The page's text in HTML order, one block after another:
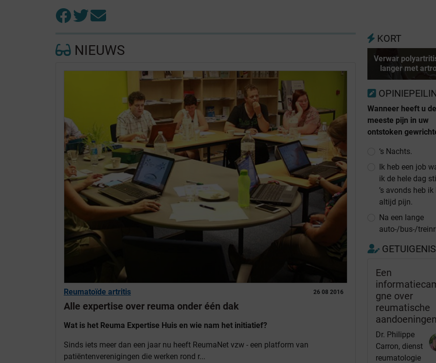
NIEUWS
26 08 2016
Reumatoïde artritis
Alle expertise over reuma onder één dak
Wat is het Reuma Expertise Huis en wie nam het initiatief?
Sinds iets meer dan een jaar nu heeft ReumaNet vzw - een platform van
patiëntenverenigingen die werken rond r...
KORT
Verwar
langer met
Wanneer heeft u de
meeste pijn in uw
ontstoken
‘s Nachts.
Ik heb een job
ik de hele dag
’s avonds heb
altijd pijn.
Na een lange
auto-/bus-/
Een
gne over
reumatische
aandoeningen
Dr. Philippe
Carron, dienst
reumatologie